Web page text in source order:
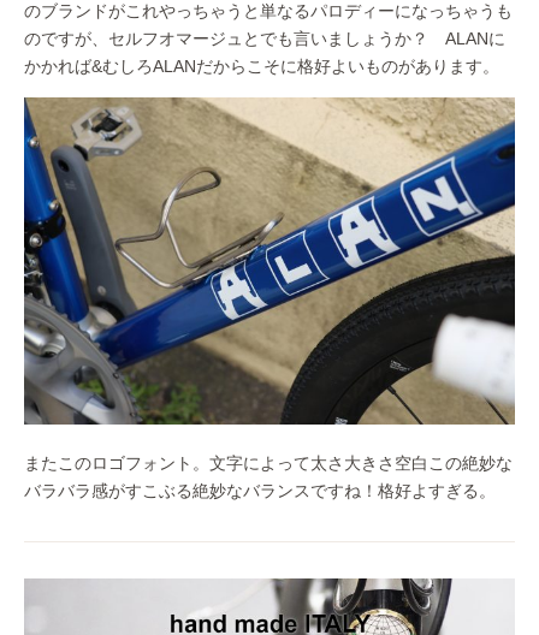
のブランドがこれやっちゃうと単なるパロディーになっちゃうも
のですが、セルフオマージュとでも言いましょうか？ ALANに
かかれば&むしろALANだからこそに格好よいものがあります。
またこのロゴフォント。文字によって太さ大きさ空白この絶妙な
バラバラ感がすこぶる絶妙なバランスですね！格好よすぎる。